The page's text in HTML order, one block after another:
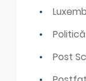
Politică
Post